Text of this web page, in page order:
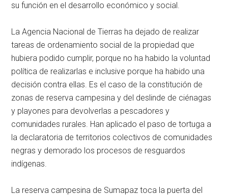
su función en el desarrollo económico y social.
La Agencia Nacional de Tierras ha dejado de realizar
tareas de ordenamiento social de la propiedad que
hubiera podido cumplir, porque no ha habido la voluntad
política de realizarlas e inclusive porque ha habido una
decisión contra ellas. Es el caso de la constitución de
zonas de reserva campesina y del deslinde de ciénagas
y playones para devolverlas a pescadores y
comunidades rurales. Han aplicado el paso de tortuga a
la declaratoria de territorios colectivos de comunidades
negras y demorado los procesos de resguardos
indígenas.
La reserva campesina de Sumapaz toca la puerta del